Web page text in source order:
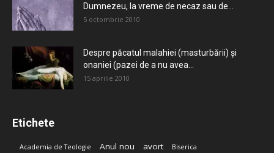
Dumnezeu, la vreme de necaz sau de...
5 octombrie 2010
Despre păcatul malahiei (masturbării) şi
onaniei (pazei de a nu avea...
15 aprilie 2010
Etichete
Academia de Teologie Anul nou avort Biserica